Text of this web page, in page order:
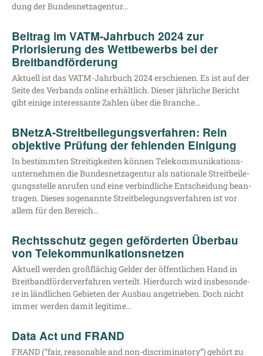
dung der Bundesnetzagentur…
Beitrag im VATM-Jahrbuch 2024 zur
Priorisierung des Wettbewerbs bei der
Breitbandförderung
Aktu­ell ist das VATM-Jahr­­buch 2024 erschie­nen. Es ist auf der
Sei­te des Ver­bands online erhält­lich. Die­ser jähr­li­che Bericht
gibt eini­ge inter­es­san­te Zah­len über die Branche…
BNetzA-Streitbeilegungsverfahren: Rein
objektive Prüfung der fehlenden Einigung
In bestimm­ten Strei­tig­kei­ten kön­nen Tele­kom­mu­ni­ka­ti­ons­
un­ter­neh­men die Bun­des­netz­agen­tur als natio­na­le Streit­bei­le­
gungs­stel­le anru­fen und eine ver­bind­li­che Ent­schei­dung bean­
tra­gen. Die­ses soge­nann­te Streit­be­le­gungs­ver­fah­ren ist vor
allem für den Bereich…
Rechtsschutz gegen geförderten Überbau
von Telekommunikationsnetzen
Aktu­ell wer­den groß­flä­chig Gel­der der öffent­li­chen Hand in
Breit­band­för­der­ver­fah­ren ver­teilt. Hier­durch wird ins­be­son­de­
re in länd­li­chen Gebie­ten der Aus­bau ange­trie­ben. Doch nicht
immer wer­den damit legitime…
Data Act und FRAND
FRAND (“fair, reasonable and non-dis­cri­­mi­na­­to­ry”) gehört zu